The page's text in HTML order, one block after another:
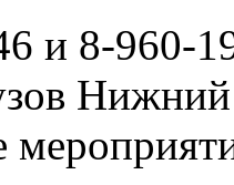
и 8-960-